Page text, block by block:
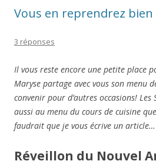
familiale et on l’a préparé à deux,
bonne idée.
Je vous passe l’entrée foie gras mi-
d’oignons rouges préparée il y a
purée